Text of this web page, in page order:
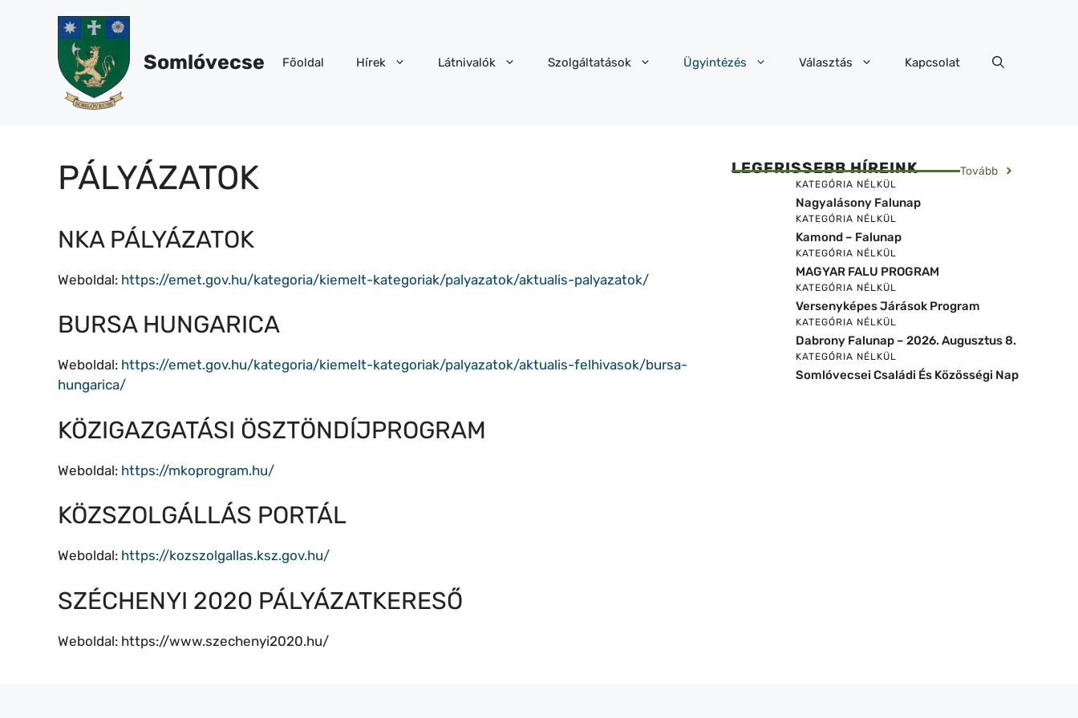
Somlóvecse Főoldal Hírek Látnivalók Szolgáltatások Ügyintézés Választás Kapcsolat
PÁLYÁZATOK
NKA PÁLYÁZATOK
Weboldal: https://emet.gov.hu/kategoria/kiemelt-kategoriak/palyazatok/aktualis-palyazatok/
BURSA HUNGARICA
Weboldal: https://emet.gov.hu/kategoria/kiemelt-kategoriak/palyazatok/aktualis-felhivasok/bursa-
hungarica/
KÖZIGAZGATÁSI ÖSZTÖNDÍJPROGRAM
Weboldal: https://mkoprogram.hu/
KÖZSZOLGÁLLÁS PORTÁL
Weboldal: https://kozszolgallas.ksz.gov.hu/
SZÉCHENYI 2020 PÁLYÁZATKERESŐ
Weboldal: https://www.szechenyi2020.hu/
LEGFRISSEBB HÍREINK Tovább
KATEGÓRIA NÉLKÜL
Nagyalásony Falunap
KATEGÓRIA NÉLKÜL
Kamond – Falunap
KATEGÓRIA NÉLKÜL
MAGYAR FALU PROGRAM
KATEGÓRIA NÉLKÜL
Versenyképes Járások Program
KATEGÓRIA NÉLKÜL
Dabrony Falunap – 2026. Augusztus 8.
KATEGÓRIA NÉLKÜL
Somlóvecsei Családi És Közösségi Nap